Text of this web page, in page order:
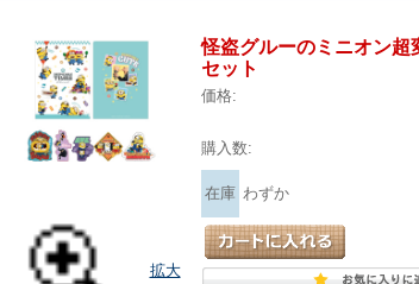
拡大
怪盗グルーのミニオン
セット
価格:
購入数:
在庫 わずか